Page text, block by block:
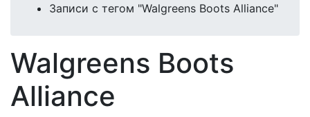
Записи с тегом "Walgreens Boots Alliance"
Walgreens Boots
Alliance